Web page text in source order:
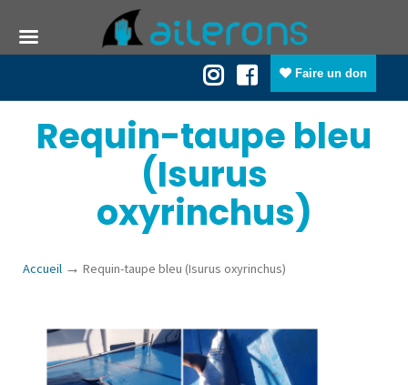
Faire un don
Requin-taupe bleu
(Isurus
oxyrinchus)
Accueil → Requin-taupe bleu (Isurus oxyrinchus)